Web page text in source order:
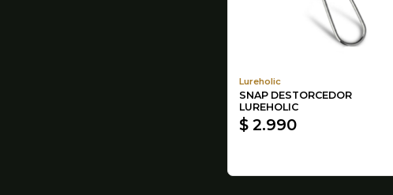
Lureholic
SNAP DESTORCEDOR
LUREHOLIC
$ 2.990